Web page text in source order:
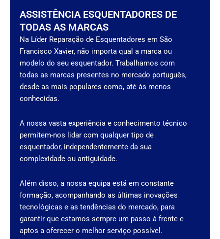
ASSISTÊNCIA ESQUENTADORES DE
TODAS AS MARCAS
Na Líder Reparação de Esquentadores em São
Francisco Xavier, não importa qual a marca ou
modelo do seu esquentador. Trabalhamos com
todas as marcas presentes no mercado português,
desde as mais populares como, até às menos
conhecidas.
A nossa vasta experiência e conhecimento técnico
permitem-nos lidar com qualquer tipo de
esquentador, independentemente da sua
complexidade ou antiguidade.
Além disso, a nossa equipa está em constante
formação, acompanhando as últimas inovações
tecnológicas e as tendências do mercado, para
garantir que estamos sempre um passo à frente e
aptos a oferecer o melhor serviço possível.